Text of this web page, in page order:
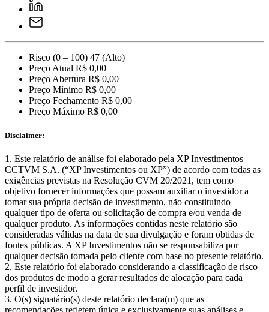
Risco (0 – 100) 47 (Alto)
Preço Atual R$ 0,00
Preço Abertura R$ 0,00
Preço Mínimo R$ 0,00
Preço Fechamento R$ 0,00
Preço Máximo R$ 0,00
Disclaimer:
Este relatório de análise foi elaborado pela XP Investimentos
CCTVM S.A. (“XP Investimentos ou XP”) de acordo com todas as
exigências previstas na Resolução CVM 20/2021, tem como
objetivo fornecer informações que possam auxiliar o investidor a
tomar sua própria decisão de investimento, não constituindo
qualquer tipo de oferta ou solicitação de compra e/ou venda de
qualquer produto. As informações contidas neste relatório são
consideradas válidas na data de sua divulgação e foram obtidas de
fontes públicas. A XP Investimentos não se responsabiliza por
qualquer decisão tomada pelo cliente com base no presente relatório.
Este relatório foi elaborado considerando a classificação de risco
dos produtos de modo a gerar resultados de alocação para cada
perfil de investidor.
O(s) signatário(s) deste relatório declara(m) que as
recomendações refletem única e exclusivamente suas análises e